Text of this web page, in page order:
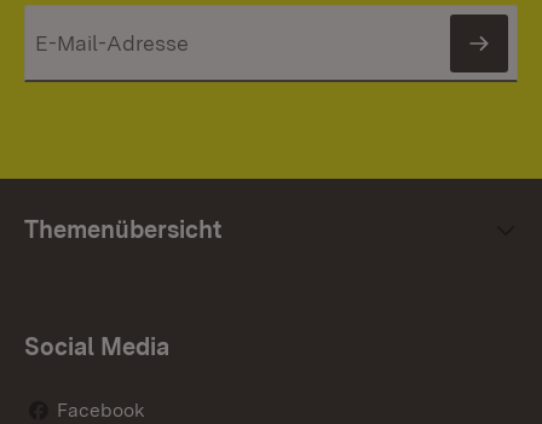
Themenübersicht
Social Media
Facebook